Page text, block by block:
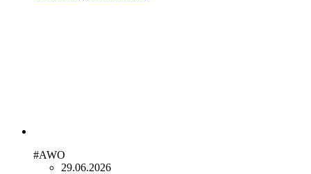
#AWO
29.06.2026